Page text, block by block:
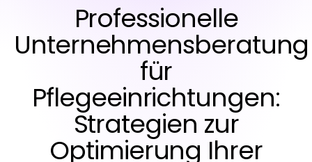
Professionelle
Unternehmensberatung
für
Pflegeeinrichtungen:
Strategien zur
Optimierung Ihrer